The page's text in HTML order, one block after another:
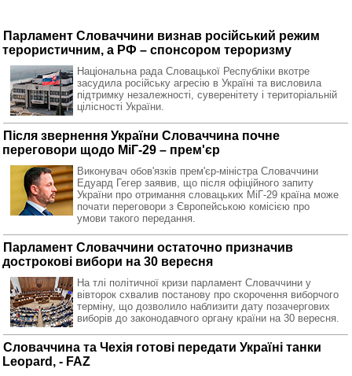
Парламент Словаччини визнав російський режим
терористичним, а РФ – спонсором тероризму
Національна рада Словацької Республіки вкотре
засудила російську агресію в Україні та висловила
підтримку незалежності, суверенітету і територіальній
цілісності України.
Після звернення України Словаччина почне
переговори щодо МіГ-29 – прем'єр
Виконувач обов'язків прем'єр-міністра Словаччини
Едуард Гегер заявив, що після офіційного запиту
України про отримання словацьких МіГ-29 країна може
почати переговори з Європейською комісією про
умови такого передання.
Парламент Словаччини остаточно призначив
дострокові вибори на 30 вересня
На тлі політичної кризи парламент Словаччини у
вівторок схвалив постанову про скорочення виборчого
терміну, що дозволило наблизити дату позачергових
виборів до законодавчого органу країни на 30 вересня.
Словаччина та Чехія готові передати Україні танки
Leopard, - FAZ